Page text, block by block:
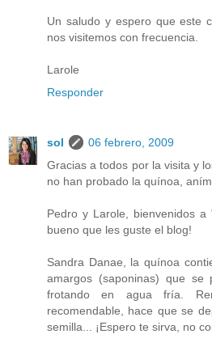
Un saludo y espero que este
nos visitemos con frecuencia.
Larole
Responder
sol
06 febrero, 2009
Gracias a todos por la visita y
no han probado la quínoa,
Pedro y Larole, bienvenidos a
bueno que les guste el blog!
Sandra Danae, la quínoa
amargos (saponinas) que se
frotando en agua fría.
recomendable, hace que se
semilla... ¡Espero te sirva, no